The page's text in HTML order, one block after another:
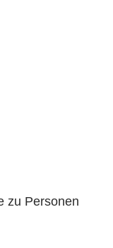
zu Personen